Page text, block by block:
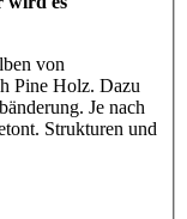
von
Pine Holz. Dazu
Je nach
Strukturen und